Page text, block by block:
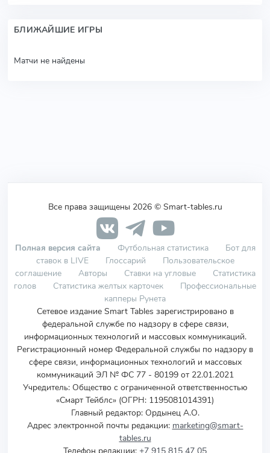
БЛИЖАЙШИЕ ИГРЫ
Матчи не найдены
Все права защищены 2026 © Smart-tables.ru
Полная версия сайта Футбольная статистика
Бот для
ставок в LIVE
Глоссарий
Пользовательское
соглашение
Авторы Ставки на угловые
Статистика
голов
Статистика желтых карточек
Профессиональные
капперы Рунета
Сетевое издание Smart Tables зарегистрировано в
федеральной службе по надзору в сфере связи,
информационных технологий и массовых коммуникаций.
Регистрационный номер Федеральной службы по надзору в
сфере связи, информационных технологий и массовых
коммуникаций ЭЛ № ФС 77 - 80199 от 22.01.2021
Учредитель: Общество с ограниченной ответственностью
«Смарт Тейблс» (ОГРН: 1195081014391)
Главный редактор: Ордынец А.О.
Адрес электронной почты редакции: marketing@smart-
tables.ru